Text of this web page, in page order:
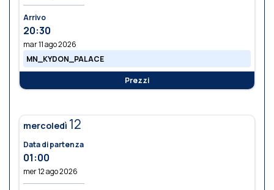
Arrivo
20:30
mar 11 ago 2026
MN_KYDON_PALACE
Prezzi
mercoledì 12
Data di partenza
01:00
mer 12 ago 2026